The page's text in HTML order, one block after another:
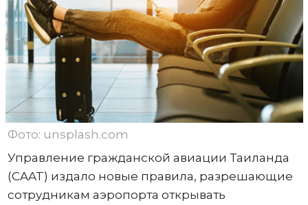
Фото: unsplash.com
Управление гражданской авиации Таиланда
(CAAT) издало новые правила, разрешающие
сотрудникам аэропорта открывать